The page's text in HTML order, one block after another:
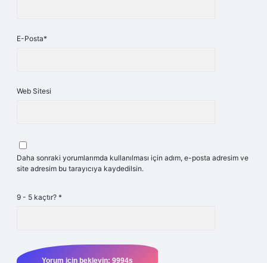
E-Posta*
Web Sitesi
Daha sonraki yorumlarımda kullanılması için adım, e-posta adresim ve
site adresim bu tarayıcıya kaydedilsin.
9 - 5 kaçtır? *